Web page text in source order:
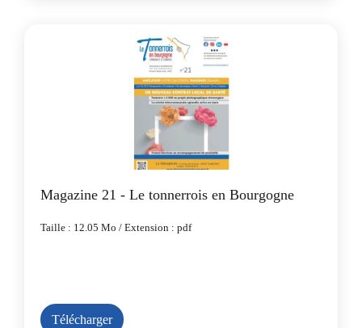
Magazine 21 - Le tonnerrois en Bourgogne
Taille : 12.05 Mo / Extension : pdf
Télécharger